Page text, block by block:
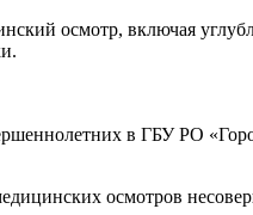
осмотр, включая
в ГБУ РО
осмотров